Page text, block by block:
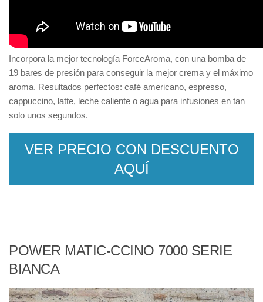
Incorpora la mejor tecnología ForceAroma, con una bomba de
19 bares de presión para conseguir la mejor crema y el máximo
aroma. Resultados perfectos: café americano, espresso,
cappuccino, latte, leche caliente o agua para infusiones en tan
solo unos segundos.
VER PRECIO CON DESCUENTO
AQUÍ
POWER MATIC-CCINO 7000 SERIE
BIANCA